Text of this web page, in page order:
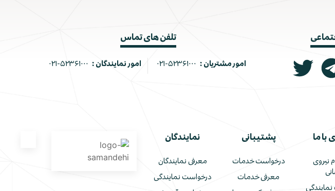
تلفن های تماس
امور مشتریان : ۰۲۱-۵۲۳۶۱۰۰۰ امور نمایندگان : ۰۲۱-۵۲۳۶۱۰۰۰
با ما
نیروی
پشتیبانی
درخواست خدمات
معرفی خدمات
نمایندگان
معرفی نمایندگان
درخواست نمایندگی